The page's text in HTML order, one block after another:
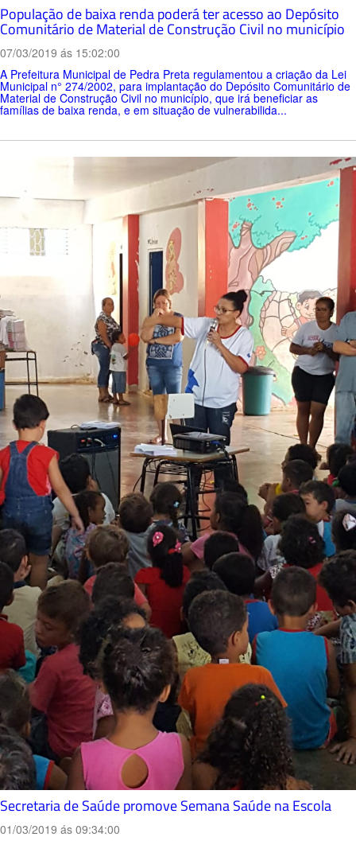
População de baixa renda poderá ter acesso ao Depósito
Comunitário de Material de Construção Civil no município
07/03/2019 ás 15:02:00
A Prefeitura Municipal de Pedra Preta regulamentou a criação da Lei
Municipal n° 274/2002, para implantação do Depósito Comunitário de
Material de Construção Civil no município, que irá beneficiar as
famílias de baixa renda, e em situação de vulnerabilida...
Secretaria de Saúde promove Semana Saúde na Escola
01/03/2019 ás 09:34:00